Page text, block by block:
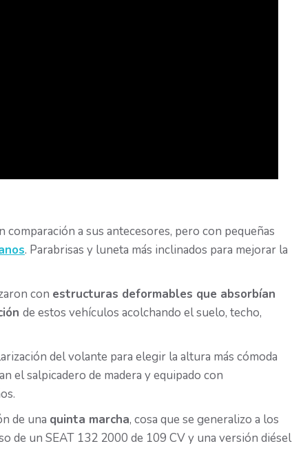
a sus antecesores, pero con pequeñas
. Parabrisas y luneta más inclinados para mejorar la
con estructuras deformables que absorbían
de estos vehículos acolchando el suelo, techo,
del volante para elegir la altura más cómoda
el salpicadero de madera y equipado con
de una quinta marcha, cosa que se generalizo a los
de un SEAT 132 2000 de 109 CV y una versión diésel